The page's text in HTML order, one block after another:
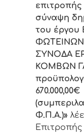
επιτροπής
σύναψη
του έργου
ΣΥΝΟΔΑ
ΚΟΜΒΩΝ
670.000,00€
Φ.Π.Α.)»